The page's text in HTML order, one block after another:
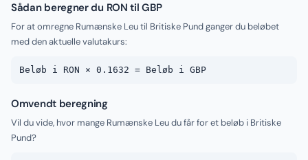
Sådan beregner du RON til GBP
For at omregne Rumænske Leu til Britiske Pund ganger du beløbet
med den aktuelle valutakurs:
Beløb i RON × 0.1632 = Beløb i GBP
Omvendt beregning
Vil du vide, hvor mange Rumænske Leu du får for et beløb i Britiske
Pund?